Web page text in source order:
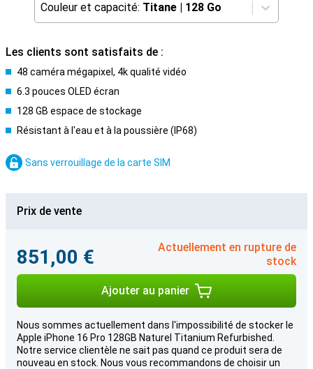
Couleur et capacité: Titane | 128 Go
Les clients sont satisfaits de :
48 caméra mégapixel, 4k qualité vidéo
6.3 pouces OLED écran
128 GB espace de stockage
Résistant à l'eau et à la poussière (IP68)
Sans verrouillage de la carte SIM
Prix de vente
851,00 €
Actuellement en rupture de
stock
Ajouter au panier
Nous sommes actuellement dans l'impossibilité de stocker le
Apple iPhone 16 Pro 128GB Naturel Titanium Refurbished.
Notre service clientèle ne sait pas quand ce produit sera de
nouveau en stock. Nous vous recommandons de choisir un